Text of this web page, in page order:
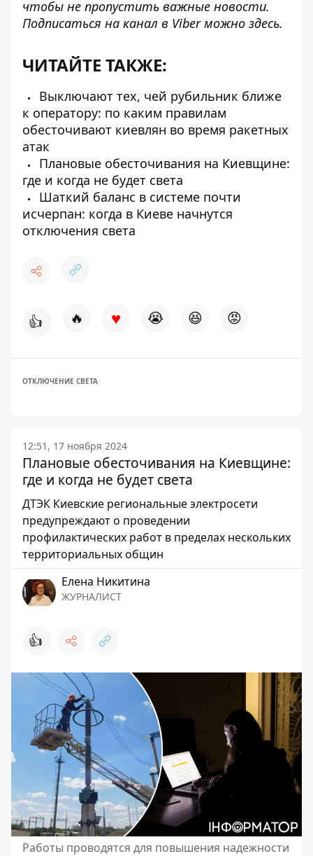
чтобы не пропустить важные новости.
Подписаться на канал в Viber можно здесь.
ЧИТАЙТЕ ТАКЖЕ:
Выключают тех, чей рубильник ближе
к оператору: по каким правилам
обесточивают киевлян во время ракетных
атак
Плановые обесточивания на Киевщине:
где и когда не будет света
Шаткий баланс в системе почти
исчерпан: когда в Киеве начнутся
отключения света
👍 🔥 ♥ 😭 😆 😡
ОТКЛЮЧЕНИЕ СВЕТА
12:51, 17 ноября 2024
Плановые обесточивания на Киевщине:
где и когда не будет света
ДТЭК Киевские региональные электросети
предупреждают о проведении
профилактических работ в пределах нескольких
территориальных общин
Елена Никитина
ЖУРНАЛИСТ
👍
Работы проводятся для повышения надежности